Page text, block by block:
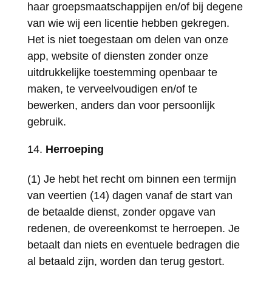
haar groepsmaatschappijen en/of bij degene
van wie wij een licentie hebben gekregen.
Het is niet toegestaan om delen van onze
app, website of diensten zonder onze
uitdrukkelijke toestemming openbaar te
maken, te verveelvoudigen en/of te
bewerken, anders dan voor persoonlijk
gebruik.
Herroeping
(1) Je hebt het recht om binnen een termijn
van veertien (14) dagen vanaf de start van
de betaalde dienst, zonder opgave van
redenen, de overeenkomst te herroepen. Je
betaalt dan niets en eventuele bedragen die
al betaald zijn, worden dan terug gestort.